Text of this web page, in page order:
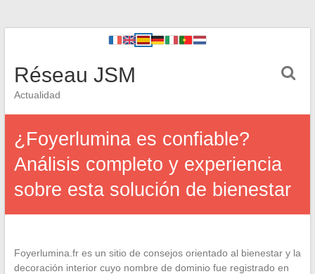
Réseau JSM
Actualidad
¿Foyerlumina es confiable?
Análisis completo y experiencia
sobre esta solución de bienestar
Foyerlumina.fr es un sitio de consejos orientado al bienestar y la
decoración interior cuyo nombre de dominio fue registrado en